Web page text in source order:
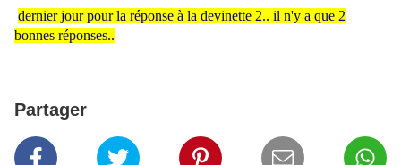
dernier jour pour la réponse à la devinette 2.. il n'y a que 2
bonnes réponses..
Partager